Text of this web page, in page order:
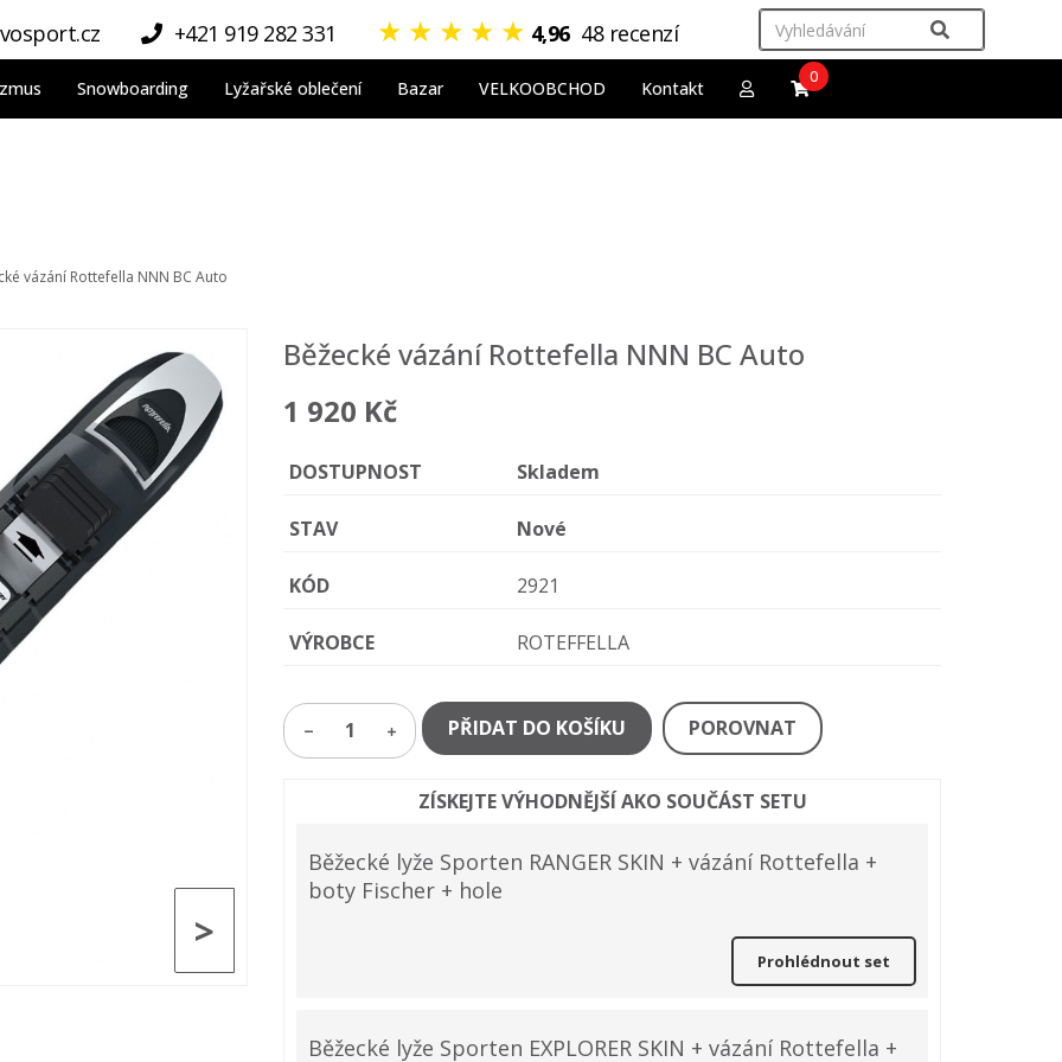
+421 919 282 331 ★ ★ ★ ★ ★ 4,96 48 recenzí
Snowboarding Lyžařské oblečení Bazar VELKOOBCHOD Kontakt
0
vázání Rottefella NNN BC Auto
>
Běžecké vázání Rottefella NNN BC Auto
1 920 Kč
DOSTUPNOST Skladem
STAV Nové
KÓD 2921
VÝROBCE ROTEFFELLA
1 PŘIDAT DO KOŠÍKU POROVNAT
ZÍSKEJTE VÝHODNĚJŠÍ AKO SOUČÁST SETU
Běžecké lyže Sporten RANGER SKIN + vázání Rottefella +
boty Fischer + hole
Prohlédnout set
Běžecké lyže Sporten EXPLORER SKIN + vázání Rottefella +